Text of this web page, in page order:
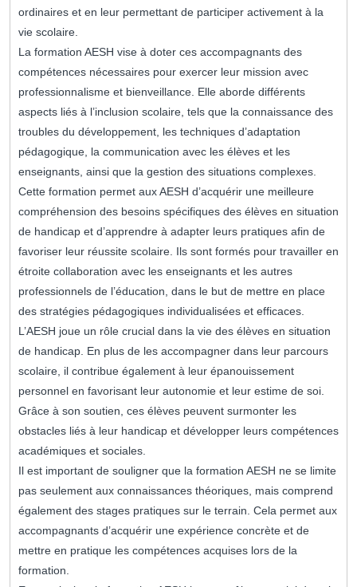
ordinaires et en leur permettant de participer activement à la
vie scolaire.
La formation AESH vise à doter ces accompagnants des
compétences nécessaires pour exercer leur mission avec
professionnalisme et bienveillance. Elle aborde différents
aspects liés à l’inclusion scolaire, tels que la connaissance des
troubles du développement, les techniques d’adaptation
pédagogique, la communication avec les élèves et les
enseignants, ainsi que la gestion des situations complexes.
Cette formation permet aux AESH d’acquérir une meilleure
compréhension des besoins spécifiques des élèves en situation
de handicap et d’apprendre à adapter leurs pratiques afin de
favoriser leur réussite scolaire. Ils sont formés pour travailler en
étroite collaboration avec les enseignants et les autres
professionnels de l’éducation, dans le but de mettre en place
des stratégies pédagogiques individualisées et efficaces.
L’AESH joue un rôle crucial dans la vie des élèves en situation
de handicap. En plus de les accompagner dans leur parcours
scolaire, il contribue également à leur épanouissement
personnel en favorisant leur autonomie et leur estime de soi.
Grâce à son soutien, ces élèves peuvent surmonter les
obstacles liés à leur handicap et développer leurs compétences
académiques et sociales.
Il est important de souligner que la formation AESH ne se limite
pas seulement aux connaissances théoriques, mais comprend
également des stages pratiques sur le terrain. Cela permet aux
accompagnants d’acquérir une expérience concrète et de
mettre en pratique les compétences acquises lors de la
formation.